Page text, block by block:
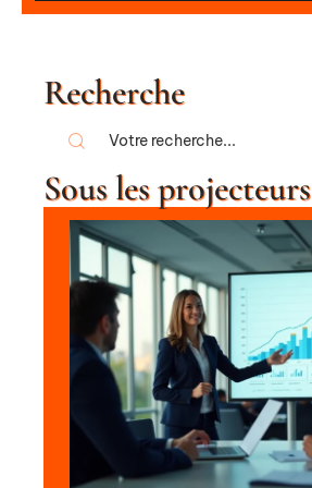
Recherche
Sous les projecteurs